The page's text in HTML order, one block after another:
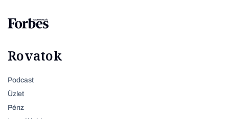
Rovatok
Podcast
Üzlet
Pénz